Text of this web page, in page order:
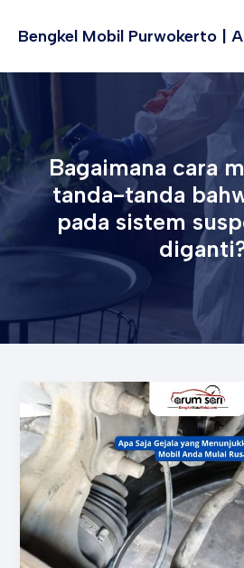
Bengkel Mobil Purwokerto |
Bagaimana cara
tanda-tanda
pada sistem